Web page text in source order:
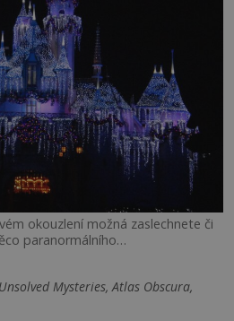
okouzlení možná zaslechnete či
paranormálního…
Mysteries, Atlas Obscura,